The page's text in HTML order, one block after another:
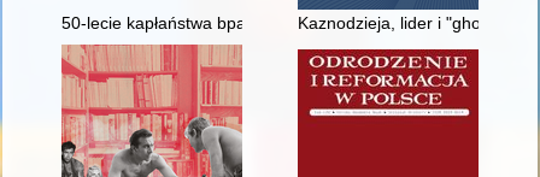
50-lecie kapłaństwa bpa Edwarda Białogłowskiego
Kaznodzieja, lider i